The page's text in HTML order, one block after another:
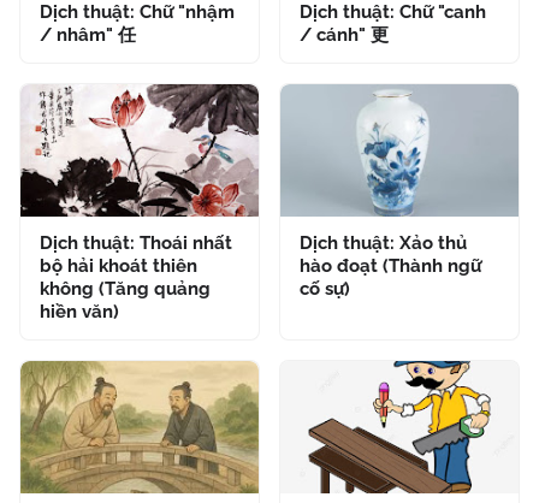
Dịch thuật: Chữ "nhậm
/ nhâm" 任
Dịch thuật: Chữ "canh
/ cánh" 更
Dịch thuật: Thoái nhất
bộ hải khoát thiên
không (Tăng quảng
hiền văn)
Dịch thuật: Xảo thủ
hào đoạt (Thành ngữ
cố sự)